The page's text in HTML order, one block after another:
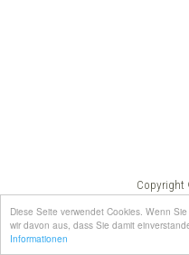
Diese Seite verwendet Cookies. Wenn
wir davon aus, dass Sie damit
Informationen
Copyright